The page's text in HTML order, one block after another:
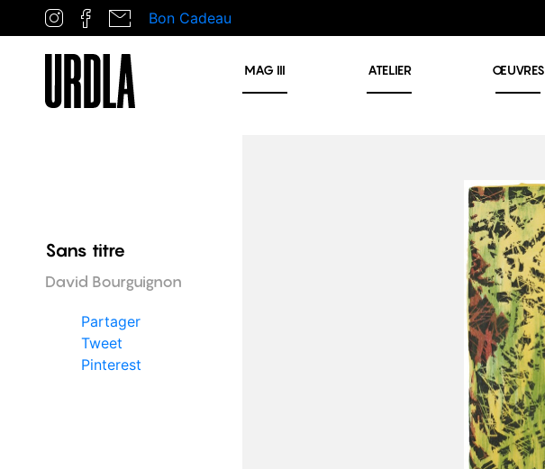
Bon Cadeau
MAG III ATELIER ŒUVRES
Sans titre
David Bourguignon
Partager
Tweet
Pinterest